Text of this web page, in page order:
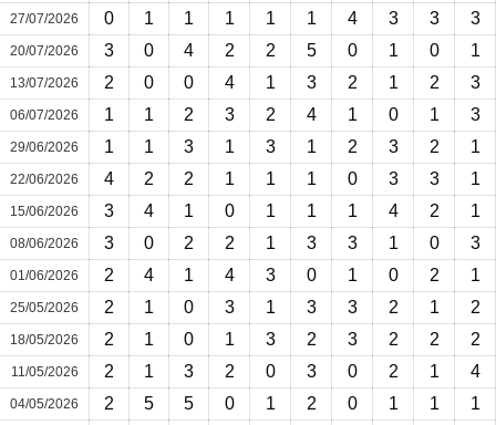
27/07/2026 0 1 1 1 1 1 4 3 3 3
20/07/2026 3 0 4 2 2 5 0 1 0 1
13/07/2026 2 0 0 4 1 3 2 1 2 3
06/07/2026 1 1 2 3 2 4 1 0 1 3
29/06/2026 1 1 3 1 3 1 2 3 2 1
22/06/2026 4 2 2 1 1 1 0 3 3 1
15/06/2026 3 4 1 0 1 1 1 4 2 1
08/06/2026 3 0 2 2 1 3 3 1 0 3
01/06/2026 2 4 1 4 3 0 1 0 2 1
25/05/2026 2 1 0 3 1 3 3 2 1 2
18/05/2026 2 1 0 1 3 2 3 2 2 2
11/05/2026 2 1 3 2 0 3 0 2 1 4
04/05/2026 2 5 5 0 1 2 0 1 1 1